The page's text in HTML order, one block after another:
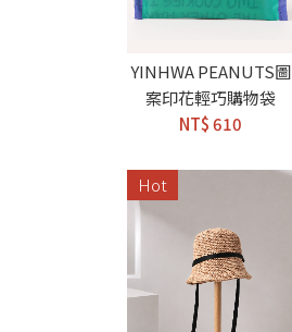
YINHWA PEANUTS圖
案印花輕巧購物袋
NT$ 610
Hot